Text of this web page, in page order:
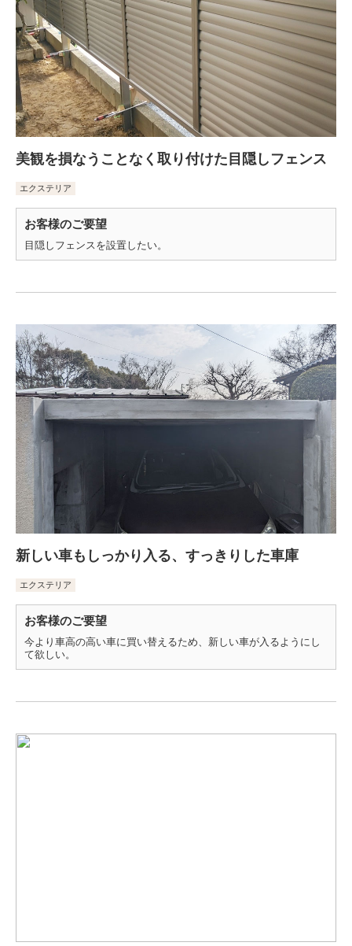
美観を損なうことなく取り付けた目隠しフェンス
エクステリア
お客様のご要望
目隠しフェンスを設置したい。
新しい車もしっかり入る、すっきりした車庫
エクステリア
お客様のご要望
今より車高の高い車に買い替えるため、新しい車が入るようにし
て欲しい。